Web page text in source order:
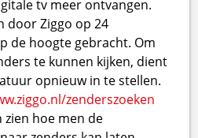
tv meer ontvangen.
door Ziggo op 24
de hoogte gebracht. Om
te kunnen kijken, dient
opnieuw in te stellen.
zenderszoeken
zien hoe men de